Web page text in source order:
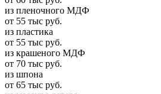
из пленочного МДФ
от 55 тыс руб.
из пластика
от 55 тыс руб.
из крашеного МДФ
от 70 тыс руб.
из шпона
от 65 тыс руб.